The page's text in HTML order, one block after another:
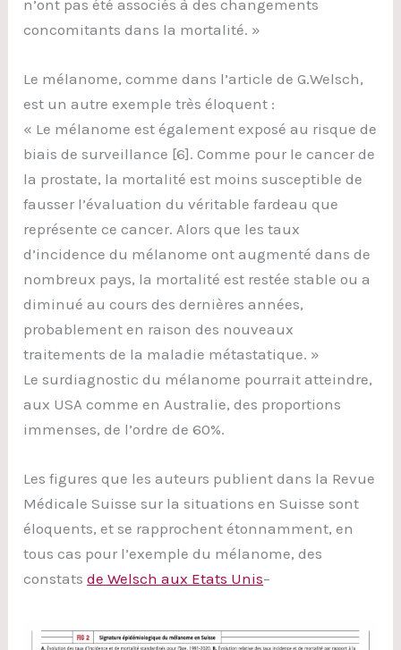
n’ont pas été associés à des changements
concomitants dans la mortalité. »
Le mélanome, comme dans l’article de G.Welsch,
est un autre exemple très éloquent :
« Le mélanome est également exposé au risque de
biais de surveillance [6]. Comme pour le cancer de
la prostate, la mortalité est moins susceptible de
fausser l’évaluation du véritable fardeau que
représente ce cancer. Alors que les taux
d’incidence du mélanome ont augmenté dans de
nombreux pays, la mortalité est restée stable ou a
diminué au cours des dernières années,
probablement en raison des nouveaux
traitements de la maladie métastatique. »
Le surdiagnostic du mélanome pourrait atteindre,
aux USA comme en Australie, des proportions
immenses, de l’ordre de 60%.
Les figures que les auteurs publient dans la Revue
Médicale Suisse sur la situations en Suisse sont
éloquents, et se rapprochent étonnamment, en
tous cas pour l’exemple du mélanome, des
constatsde Welsch aux Etats Unis–